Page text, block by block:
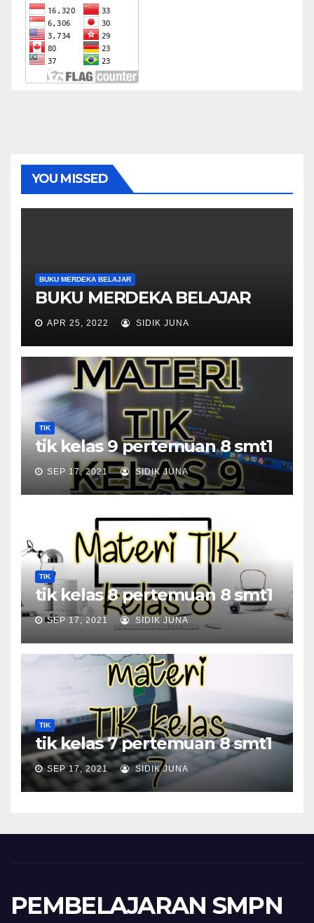
YOU MISSED
BUKU MERDEKA BELAJAR
BUKU MERDEKA BELAJAR
APR 25, 2022 SIDIK JUNA
TIK
tik kelas 9 pertemuan 8 smt1
SEP 17, 2021 SIDIK JUNA
TIK
tik kelas 8 pertemuan 8 smt1
SEP 17, 2021 SIDIK JUNA
TIK
tik kelas 7 pertemuan 8 smt1
SEP 17, 2021 SIDIK JUNA
PEMBELAJARAN SMPN